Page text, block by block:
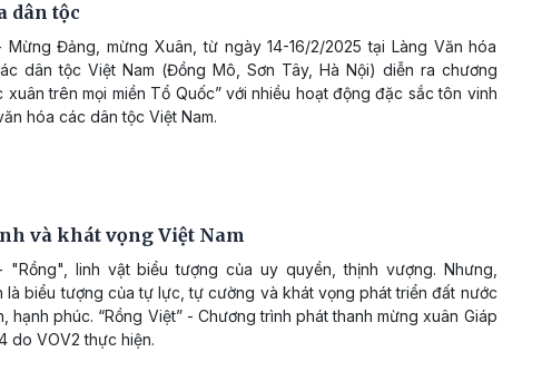
dân tộc
Mừng Đảng, mừng Xuân, từ ngày 14-16/2/2025 tại Làng Văn hóa
dân tộc Việt Nam (Đồng Mô, Sơn Tây, Hà Nội) diễn ra chương
xuân trên mọi miền Tổ Quốc” với nhiều hoạt động đặc sắc tôn vinh
hóa các dân tộc Việt Nam.
và khát vọng Việt Nam
"Rồng", linh vật biểu tượng của uy quyền, thịnh vượng. Nhưng,
là biểu tượng của tự lực, tự cường và khát vọng phát triển đất nước
hạnh phúc. “Rồng Việt” - Chương trình phát thanh mừng xuân Giáp
do VOV2 thực hiện.